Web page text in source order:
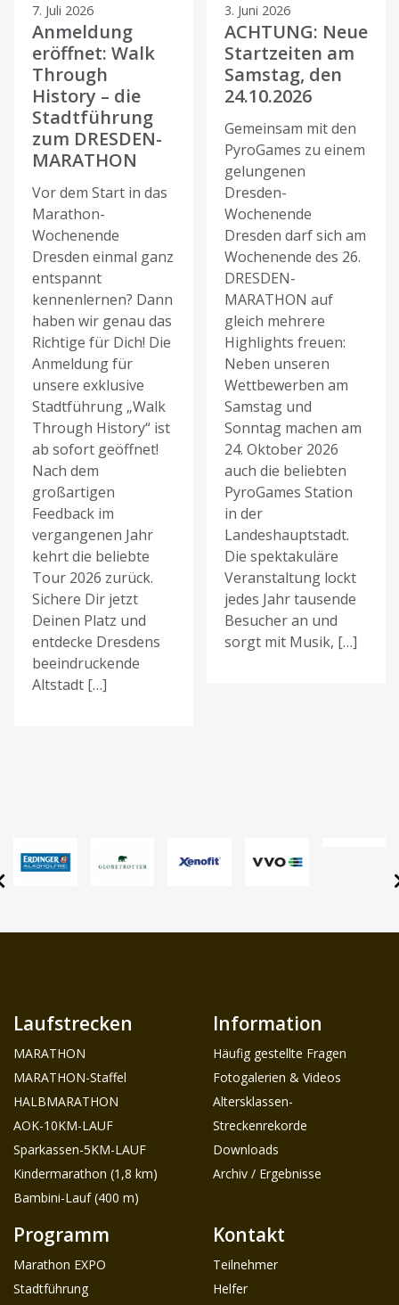
7. Juli 2026
Anmeldung
eröffnet: Walk
Through
History – die
Stadtführung
zum DRESDEN-
MARATHON
Vor dem Start in das
Marathon-
Wochenende
Dresden einmal ganz
entspannt
kennenlernen? Dann
haben wir genau das
Richtige für Dich! Die
Anmeldung für
unsere exklusive
Stadtführung „Walk
Through History“ ist
ab sofort geöffnet!
Nach dem
großartigen
Feedback im
vergangenen Jahr
kehrt die beliebte
Tour 2026 zurück.
Sichere Dir jetzt
Deinen Platz und
entdecke Dresdens
beeindruckende
Altstadt […]
3. Juni 2026
ACHTUNG: Neue
Startzeiten am
Samstag, den
24.10.2026
Gemeinsam mit den
PyroGames zu einem
gelungenen
Dresden-
Wochenende
Dresden darf sich am
Wochenende des 26.
DRESDEN-
MARATHON auf
gleich mehrere
Highlights freuen:
Neben unseren
Wettbewerben am
Samstag und
Sonntag machen am
24. Oktober 2026
auch die beliebten
PyroGames Station
in der
Landeshauptstadt.
Die spektakuläre
Veranstaltung lockt
jedes Jahr tausende
Besucher an und
sorgt mit Musik, […]
Laufstrecken
MARATHON
MARATHON-Staffel
HALBMARATHON
AOK-10KM-LAUF
Sparkassen-5KM-LAUF
Kindermarathon (1,8 km)
Bambini-Lauf (400 m)
Information
Häufig gestellte Fragen
Fotogalerien & Videos
Altersklassen-
Streckenrekorde
Downloads
Archiv / Ergebnisse
Programm
Marathon EXPO
Stadtführung
Kontakt
Teilnehmer
Helfer